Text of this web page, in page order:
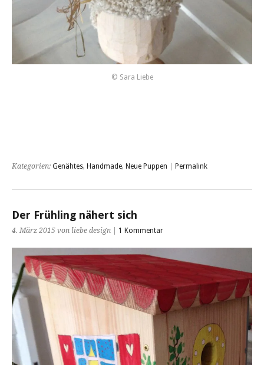
© Sara Liebe
Kategorien: Genähtes, Handmade, Neue Puppen Permalink
Der Frühling nähert sich
4. März 2015 von liebe design | 1 Kommentar